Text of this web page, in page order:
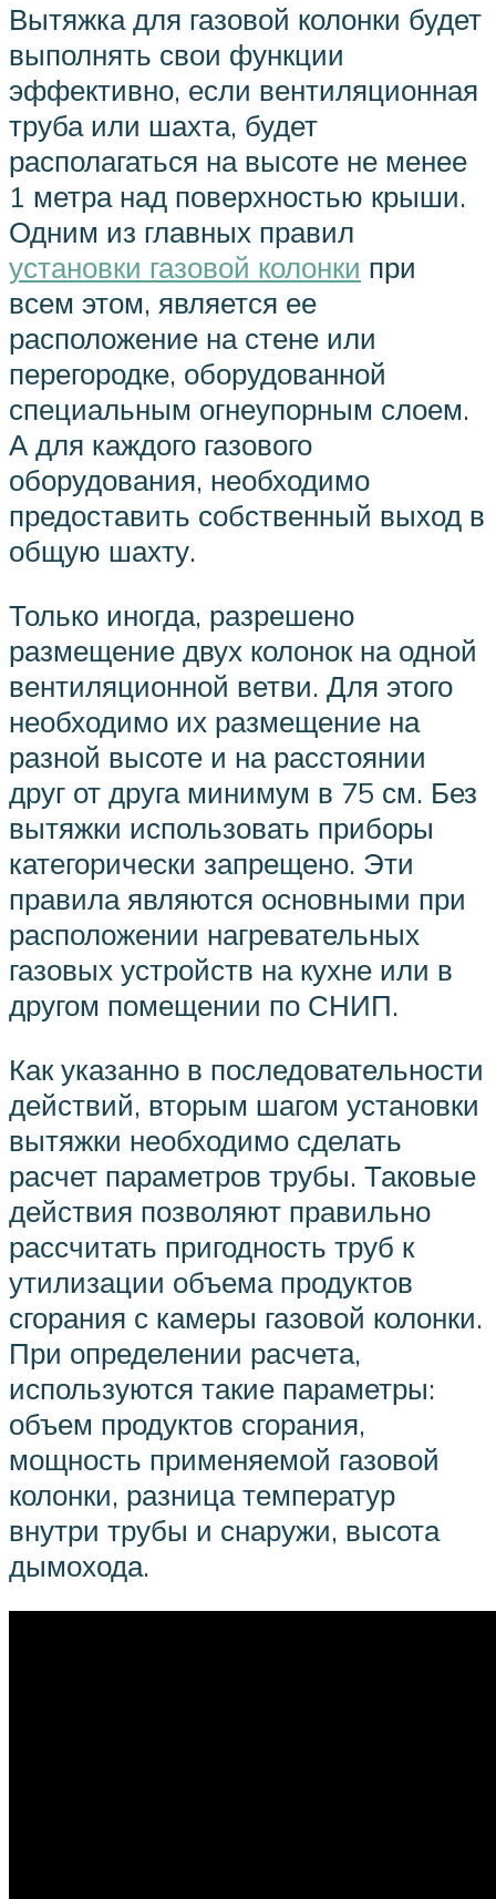
Вытяжка для газовой колонки будет
выполнять свои функции
эффективно, если вентиляционная
труба или шахта, будет
располагаться на высоте не менее
1 метра над поверхностью крыши.
Одним из главных правил
установки газовой колонки при
всем этом, является ее
расположение на стене или
перегородке, оборудованной
специальным огнеупорным слоем.
А для каждого газового
оборудования, необходимо
предоставить собственный выход в
общую шахту.
Только иногда, разрешено
размещение двух колонок на одной
вентиляционной ветви. Для этого
необходимо их размещение на
разной высоте и на расстоянии
друг от друга минимум в 75 см. Без
вытяжки использовать приборы
категорически запрещено. Эти
правила являются основными при
расположении нагревательных
газовых устройств на кухне или в
другом помещении по СНИП.
Как указанно в последовательности
действий, вторым шагом установки
вытяжки необходимо сделать
расчет параметров трубы. Таковые
действия позволяют правильно
рассчитать пригодность труб к
утилизации объема продуктов
сгорания с камеры газовой колонки.
При определении расчета,
используются такие параметры:
объем продуктов сгорания,
мощность применяемой газовой
колонки, разница температур
внутри трубы и снаружи, высота
дымохода.